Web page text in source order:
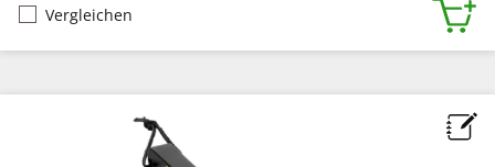
Vergleichen